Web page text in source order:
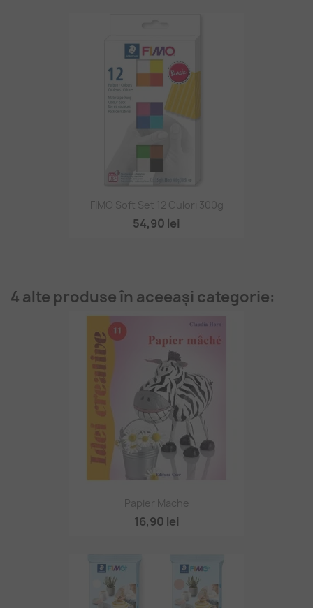
FIMO Soft Set 12 Culori 300g
54,90 lei
4 alte produse în aceeași categorie:
Papier Mache
16,90 lei